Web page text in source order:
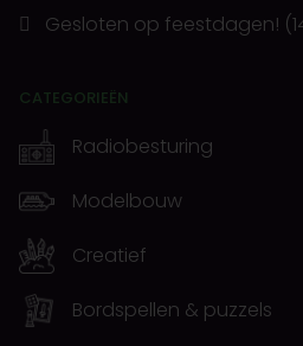
Gesloten op feestdagen!
CATEGORIEËN
Radiobesturing
Modelbouw
Creatief
Bordspellen & puzzels